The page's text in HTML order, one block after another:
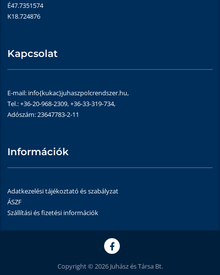
É47.7351574
K18.724876
Kapcsolat
E-mail: info{kukac}juhaszpolcrendszer.hu,
Tel.: +36-20-968-2309, +36-33-319-734,
Adószám: 23647783-2-11
Információk
Adatkezelési tájékoztató és szabályzat
ÁSZF
Szállítási és fizetési információk
Copyright © 2026 Juhász és Társa Bt.